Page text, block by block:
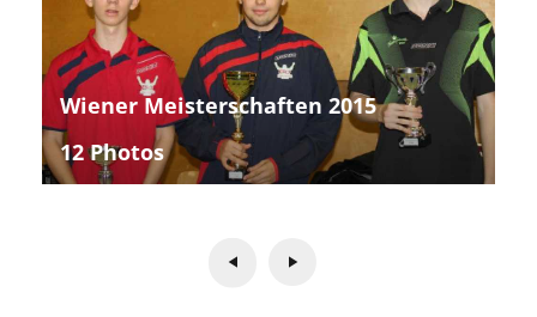
Wiener Meisterschaften 2015
12 Photos